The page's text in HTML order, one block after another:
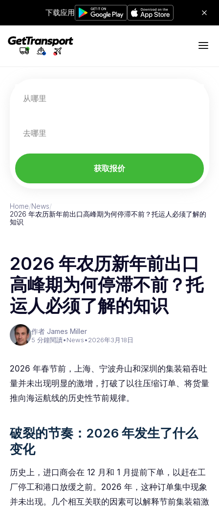
下载应用
从哪里
去哪里
获取报价
Home/News/
2026 年农历新年前出口高峰期为何停滞不前？托运人必须了解的
知识
2026 年农历新年前出口
高峰期为何停滞不前？托
运人必须了解的知识
作者 James Miller
5 分鐘閱讀•News•2026年3月18日
2026 年春节前，上海、宁波舟山和深圳的集装箱吞吐
量并未出现明显的激增，打破了以往压缩订单、将货量
推向海运航线的历史性节前规律。
破裂的节奏：2026 年发生了什么
变化
历史上，进口商会在 12 月和 1 月提前下单，以赶在工
厂停工和港口放缓之前。2026 年，这种订单集中现象
并未出现。几个相互关联的因素可以解释节前集装箱激